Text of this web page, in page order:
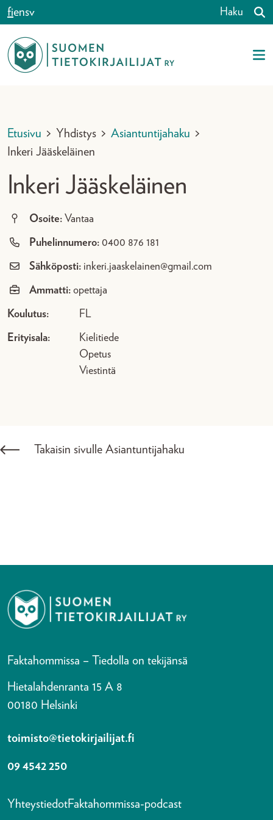
Siirry sisältöön
fiensv Haku
Etusivu > Yhdistys > Asiantuntijahaku >
Inkeri Jääskeläinen
Inkeri Jääskeläinen
Osoite: Vantaa
Puhelinnumero: 0400 876 181
Sähköposti: inkeri.jaaskelainen@gmail.com
Ammatti: opettaja
Koulutus: FL
Erityisala:
Kielitiede
Opetus
Viestintä
Takaisin sivulle Asiantuntijahaku
Faktahommissa – Tiedolla on tekijänsä
Hietalahdenranta 15 A 8
00180 Helsinki
toimisto@tietokirjailijat.fi
09 4542 250
YhteystiedotFaktahommissa-podcast